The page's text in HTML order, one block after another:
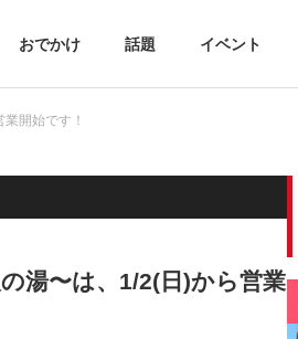
おでかけ 話題 イベント
開始です！
湯〜は、1/2(日)から営業